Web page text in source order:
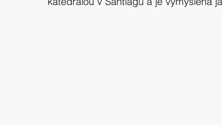
expedice Skotské ostrovy Indonésie